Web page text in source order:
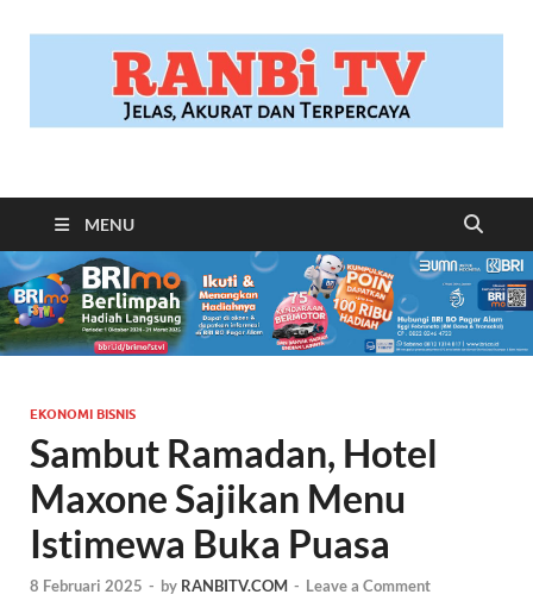
RANBITV.COM
MENU
EKONOMI BISNIS
Sambut Ramadan, Hotel
Maxone Sajikan Menu
Istimewa Buka Puasa
8 Februari 2025 - by RANBITV.COM - Leave a Comment